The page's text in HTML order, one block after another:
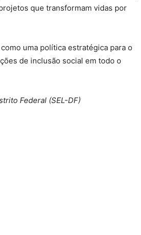
que transformam vidas por
uma política estratégica para o
de inclusão social em todo o
Federal (SEL-DF)